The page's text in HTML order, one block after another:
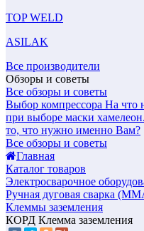
TOP WELD
ASILAK
Все производители
Обзоры и советы
Все обзоры и советы
Выбор компрессора На что
при выборе маски хамелеон.
то, что нужно именно Вам?
Все обзоры и советы
Главная
Каталог товаров
Электросварочное
Ручная дуговая сварка
Клеммы заземления
КОРД Клемма заземления